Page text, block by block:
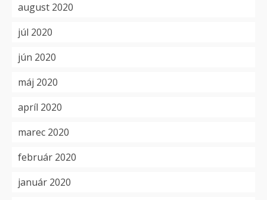
august 2020
júl 2020
jún 2020
máj 2020
apríl 2020
marec 2020
február 2020
január 2020